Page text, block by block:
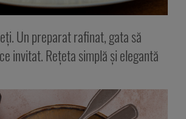
Un preparat rafinat, gata să
invitat. Rețeta simplă și elegantă